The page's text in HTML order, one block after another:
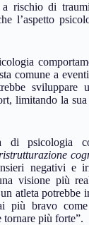
rischio di
l’aspetto
comune a
sviluppare
limitando la
di psicologia
negativi e
visione più
atleta potrebbe
più bravo
tornare più forte”.